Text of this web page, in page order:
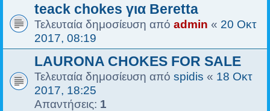
teack chokes για Beretta
Τελευταία δημοσίευση από admin « 20 Οκτ
2017, 08:19
LAURONA CHOKES FOR SALE
Τελευταία δημοσίευση από spidis « 18 Οκτ
2017, 18:25
Απαντήσεις: 1